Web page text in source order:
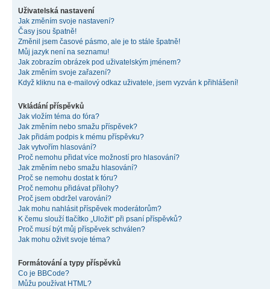
Uživatelská nastavení
Jak změním svoje nastavení?
Časy jsou špatně!
Změnil jsem časové pásmo, ale je to stále špatně!
Můj jazyk není na seznamu!
Jak zobrazím obrázek pod uživatelským jménem?
Jak změním svoje zařazení?
Když kliknu na e-mailový odkaz uživatele, jsem vyzván k přihlášení!
Vkládání příspěvků
Jak vložím téma do fóra?
Jak změním nebo smažu příspěvek?
Jak přidám podpis k mému příspěvku?
Jak vytvořím hlasování?
Proč nemohu přidat více možností pro hlasování?
Jak změním nebo smažu hlasování?
Proč se nemohu dostat k fóru?
Proč nemohu přidávat přílohy?
Proč jsem obdržel varování?
Jak mohu nahlásit příspěvek moderátorům?
K čemu slouží tlačítko „Uložit“ při psaní příspěvků?
Proč musí být můj příspěvek schválen?
Jak mohu oživit svoje téma?
Formátování a typy příspěvků
Co je BBCode?
Můžu používat HTML?